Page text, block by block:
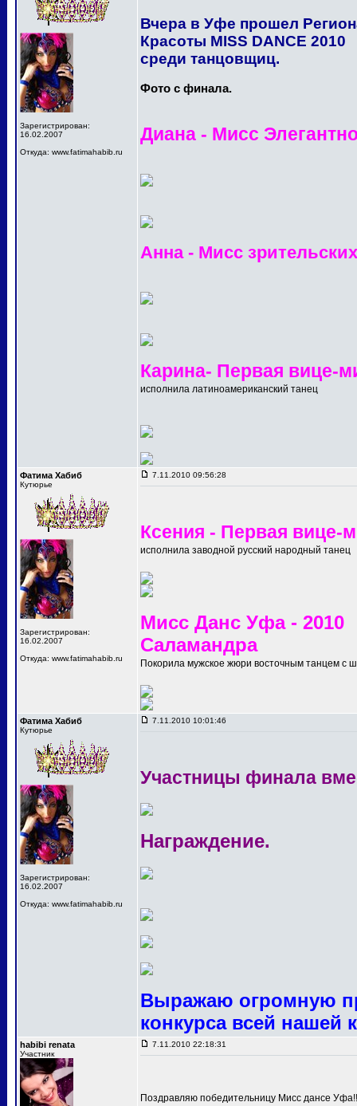
Зарегистрирован:
16.02.2007
Откуда: www.fatimahabib.ru
Вчера в Уфе прошел
Красоты MISS DANCE 2010
среди танцовщиц.
Фото с финала.
Диана - Мисс
Анна - Мисс
Карина- Первая вице-
исполнила латиноамериканский танец
Фатима Хабиб
Кутюрье
Зарегистрирован:
16.02.2007
Откуда: www.fatimahabib.ru
7.11.2010 09:56:28
Ксения - Первая вице-
исполнила заводной русский народный танец
Мисс Данс Уфа - 2010
Саламандра
Покорила мужское жюри восточным танцем с
Фатима Хабиб
Кутюрье
Зарегистрирован:
16.02.2007
Откуда: www.fatimahabib.ru
7.11.2010 10:01:46
Участницы финала
Награждение.
Выражаю огромную
конкурса всей нашей
habibi renata
Участник
7.11.2010 22:18:31
Поздравляю победительницу Мисс дансе